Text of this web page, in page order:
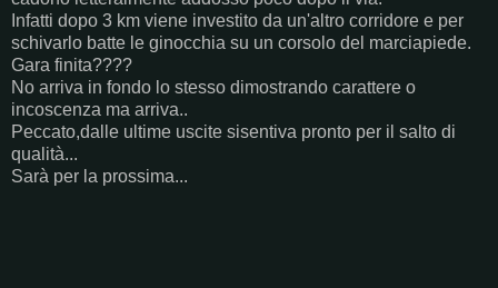
Infatti dopo 3 km viene investito da un'altro corridore e per
schivarlo batte le ginocchia su un corsolo del marciapiede.
Gara finita????
No arriva in fondo lo stesso dimostrando carattere o
incoscenza ma arriva..
Peccato,dalle ultime uscite sisentiva pronto per il salto di
qualità...
Sarà per la prossima...